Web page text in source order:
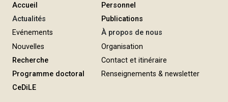
Accueil
Actualités
Evénements
Nouvelles
Recherche
Programme doctoral
CeDiLE
Personnel
Publications
À propos de nous
Organisation
Contact et itinéraire
Renseignements & newsletter